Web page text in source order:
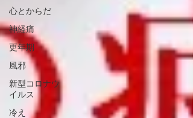
心とからだ
神経痛
更年期
風邪
新型コロナウ
イルス
冷え